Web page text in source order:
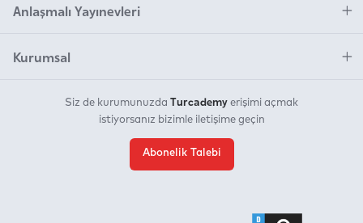
Anlaşmalı Yayınevleri
Kurumsal
Siz de kurumunuzda Turcademy erişimi açmak
istiyorsanız bizimle iletişime geçin
Abonelik Talebi